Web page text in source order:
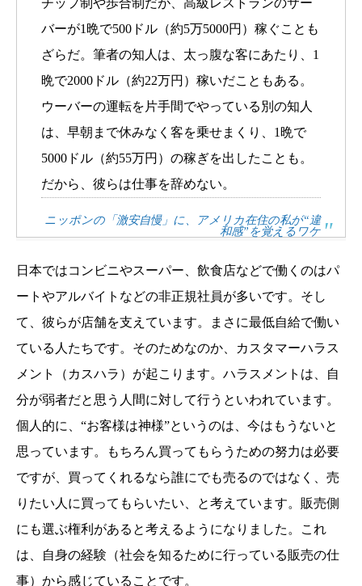
チップ制や歩合制だが、高級レストランのサー
バーが1晩で500ドル（約5万5000円）稼ぐことも
ざらだ。筆者の知人は、太っ腹な客にあたり、1
晩で2000ドル（約22万円）稼いだこともある。
ウーバーの運転を片手間でやっている別の知人
は、早朝まで休みなく客を乗せまくり、1晩で
5000ドル（約55万円）の稼ぎを出したことも。
だから、彼らは仕事を辞めない。
ニッポンの「激安自慢」に、アメリカ在住の私が“違
和感”を覚えるワケ
日本ではコンビニやスーパー、飲食店などで働くのはパ
ートやアルバイトなどの非正規社員が多いです。そし
て、彼らが店舗を支えています。まさに最低自給で働い
ている人たちです。そのためなのか、カスタマーハラス
メント（カスハラ）が起こります。ハラスメントは、自
分が弱者だと思う人間に対して行うといわれています。
個人的に、“お客様は神様”というのは、今はもうないと
思っています。もちろん買ってもらうための努力は必要
ですが、買ってくれるなら誰にでも売るのではなく、売
りたい人に買ってもらいたい、と考えています。販売側
にも選ぶ権利があると考えるようになりました。これ
は、自身の経験（社会を知るために行っている販売の仕
事）から感じていることです。